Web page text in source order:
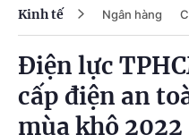
Kinh tế Ngân hàng
Điện lực
cấp điện an
mùa khô 2022